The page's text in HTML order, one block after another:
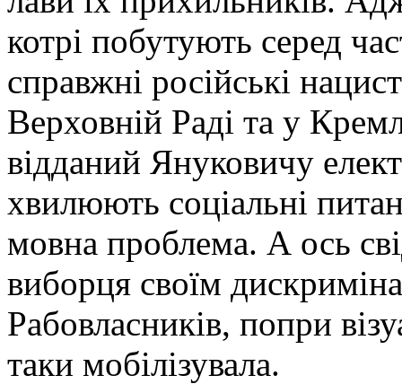
котрі побутують серед
справжні російські
Верховній Раді та у
відданий Януковичу
хвилюють соціальні
мовна проблема. А ось
виборця своїм
Рабовласників, попри
таки мобілізувала.